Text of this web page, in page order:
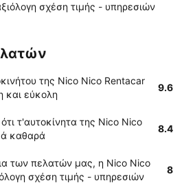
σχέση τιμής - υπηρεσιών
της Nico Nico Rentacar
και εύκολη
9.6
τ'αυτοκίνητα της Nico Nico
καθαρά
8.4
των πελατών μας, η Nico Nico
σχέση τιμής - υπηρεσιών
8